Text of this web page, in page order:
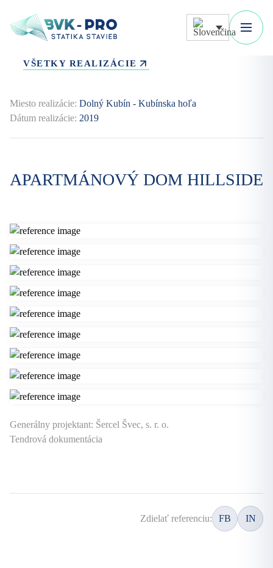
VŠETKY REALIZÁCIE
Dátum realizácie: 2019
Miesto realizácie: Dolný Kubín - Kubínska hoľa
APARTMÁNOVÝ DOM HILLSIDE
Generálny projektant: Šercel Švec, s. r. o.
Tendrová dokumentácia
Zdielať referenciu: FB IN